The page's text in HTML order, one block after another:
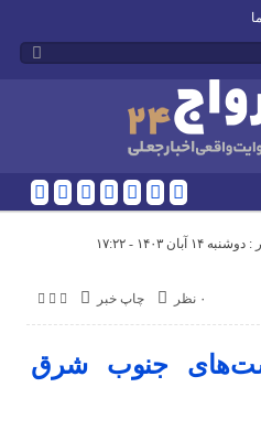
آبان ۱۴۰۳ - ۱۷:۲۲
چاپ خبر ۰ نظر
‌‌جنوب شرق